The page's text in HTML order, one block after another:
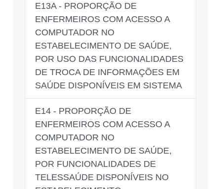
E13A - PROPORÇÃO DE
ENFERMEIROS COM ACESSO A
COMPUTADOR NO
ESTABELECIMENTO DE SAÚDE,
POR USO DAS FUNCIONALIDADES
DE TROCA DE INFORMAÇÕES EM
SAÚDE DISPONÍVEIS EM SISTEMA
E14 - PROPORÇÃO DE
ENFERMEIROS COM ACESSO A
COMPUTADOR NO
ESTABELECIMENTO DE SAÚDE,
POR FUNCIONALIDADES DE
TELESSAÚDE DISPONÍVEIS NO